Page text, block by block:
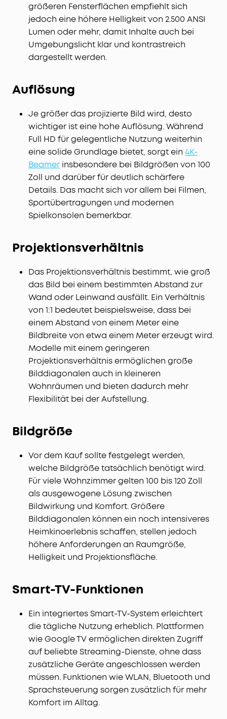
größeren Fensterflächen empfiehlt sich
jedoch eine höhere Helligkeit von 2.500 ANSI
Lumen oder mehr, damit Inhalte auch bei
Umgebungslicht klar und kontrastreich
dargestellt werden.
Auflösung
Je größer das projizierte Bild wird, desto
wichtiger ist eine hohe Auflösung. Während
Full HD für gelegentliche Nutzung weiterhin
eine solide Grundlage bietet, sorgt ein 4K-
Beamer insbesondere bei Bildgrößen von 100
Zoll und darüber für deutlich schärfere
Details. Das macht sich vor allem bei Filmen,
Sportübertragungen und modernen
Spielkonsolen bemerkbar.
Projektionsverhältnis
Das Projektionsverhältnis bestimmt, wie groß
das Bild bei einem bestimmten Abstand zur
Wand oder Leinwand ausfällt. Ein Verhältnis
von 1:1 bedeutet beispielsweise, dass bei
einem Abstand von einem Meter eine
Bildbreite von etwa einem Meter erzeugt wird.
Modelle mit einem geringeren
Projektionsverhältnis ermöglichen große
Bilddiagonalen auch in kleineren
Wohnräumen und bieten dadurch mehr
Flexibilität bei der Aufstellung.
Bildgröße
Vor dem Kauf sollte festgelegt werden,
welche Bildgröße tatsächlich benötigt wird.
Für viele Wohnzimmer gelten 100 bis 120 Zoll
als ausgewogene Lösung zwischen
Bildwirkung und Komfort. Größere
Bilddiagonalen können ein noch intensiveres
Heimkinoerlebnis schaffen, stellen jedoch
höhere Anforderungen an Raumgröße,
Helligkeit und Projektionsfläche.
Smart-TV-Funktionen
Ein integriertes Smart-TV-System erleichtert
die tägliche Nutzung erheblich. Plattformen
wie Google TV ermöglichen direkten Zugriff
auf beliebte Streaming-Dienste, ohne dass
zusätzliche Geräte angeschlossen werden
müssen. Funktionen wie WLAN, Bluetooth und
Sprachsteuerung sorgen zusätzlich für mehr
Komfort im Alltag.